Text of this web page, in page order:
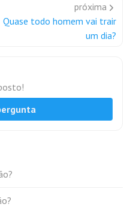
próxima
Quase todo homem vai trair
um dia?